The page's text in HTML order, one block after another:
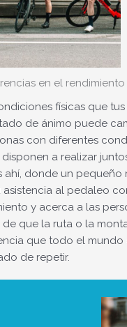
en el rendimiento
físicas que
de ánimo puede
con diferentes
a realizar
ahí, donde un pequeño
asistencia al pedaleo
y acerca a las
que la ruta o la
que todo el mundo
de repetir.